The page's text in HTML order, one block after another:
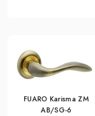
FUARO Karisma ZM
AB/SG-6